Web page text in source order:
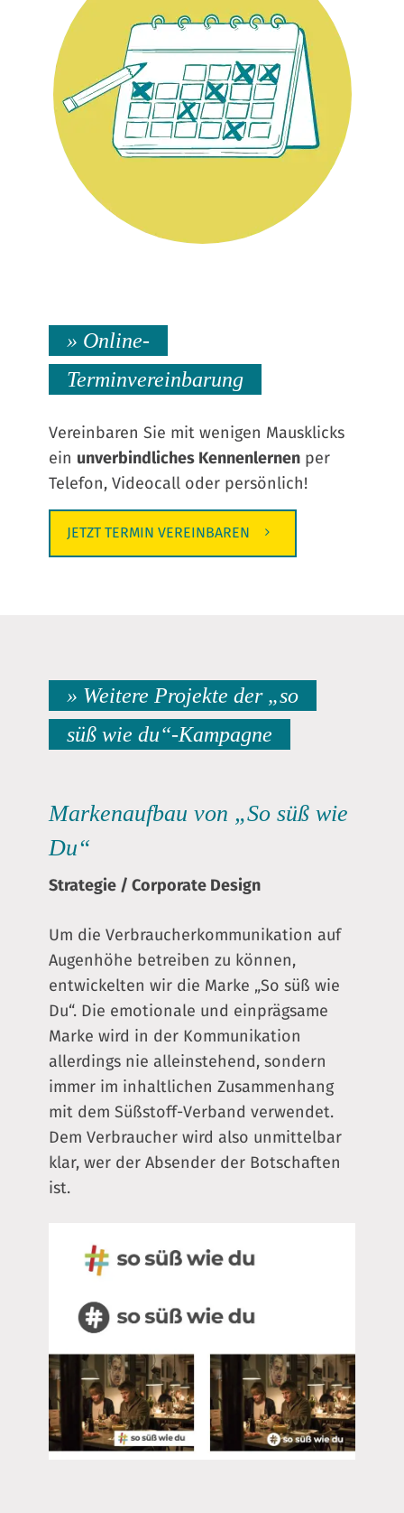
» Online-
Terminvereinbarung
Vereinbaren Sie mit wenigen Mausklicks
ein unverbindliches Kennenlernen per
Telefon, Videocall oder persönlich!
JETZT TERMIN VEREINBAREN
» Weitere Projekte der „so
süß wie du“-Kampagne
Markenaufbau von „So süß wie
Du“
Strategie /Corporate Design
Um die Verbraucherkommunikation auf
Augenhöhe betreiben zu können,
entwickelten wir die Marke „So süß wie
Du“. Die emotionale und einprägsame
Marke wird in der Kommunikation
allerdings nie alleinstehend, sondern
immer im inhaltlichen Zusammenhang
mit dem Süßstoff-Verband verwendet.
Dem Verbraucher wird also unmittelbar
klar, wer der Absender der Botschaften
ist.